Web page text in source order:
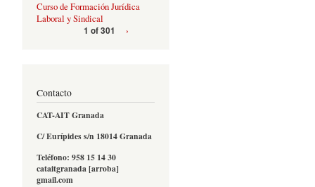
Curso de Formación Jurídica
Laboral y Sindical
1 of 301
›
Contacto
CAT-AIT Granada
C/ Eurípides s/n 18014 Granada
Teléfono: 958 15 14 30
cataitgranada [arroba]
gmail.com